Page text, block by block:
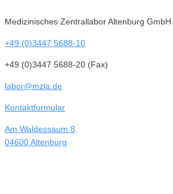
Medizinisches Zentrallabor Altenburg
+49 (0)3447 5688-10
+49 (0)3447 5688-20 (Fax)
labor@mzla.de
Kontaktformular
Am Waldessaum 8,
04600 Altenburg